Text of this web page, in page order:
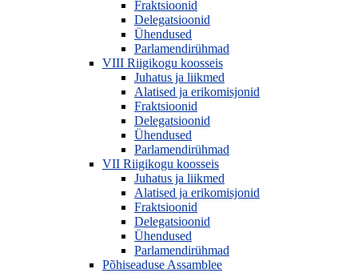
Fraktsioonid
Delegatsioonid
Ühendused
Parlamendirühmad
VIII Riigikogu koosseis
Juhatus ja liikmed
Alatised ja erikomisjonid
Fraktsioonid
Delegatsioonid
Ühendused
Parlamendirühmad
VII Riigikogu koosseis
Juhatus ja liikmed
Alatised ja erikomisjonid
Fraktsioonid
Delegatsioonid
Ühendused
Parlamendirühmad
Põhiseaduse Assamblee